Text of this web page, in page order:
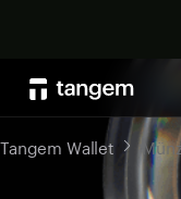
Tangem Wallet